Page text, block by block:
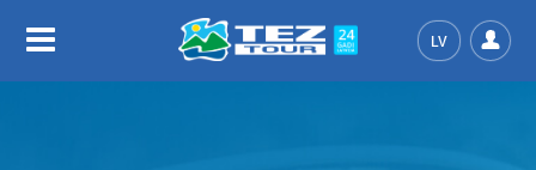
LV